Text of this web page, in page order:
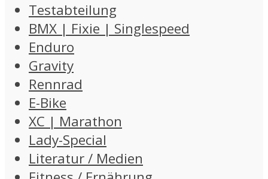
Testabteilung
BMX | Fixie | Singlespeed
Enduro
Gravity
Rennrad
E-Bike
XC | Marathon
Lady-Special
Literatur / Medien